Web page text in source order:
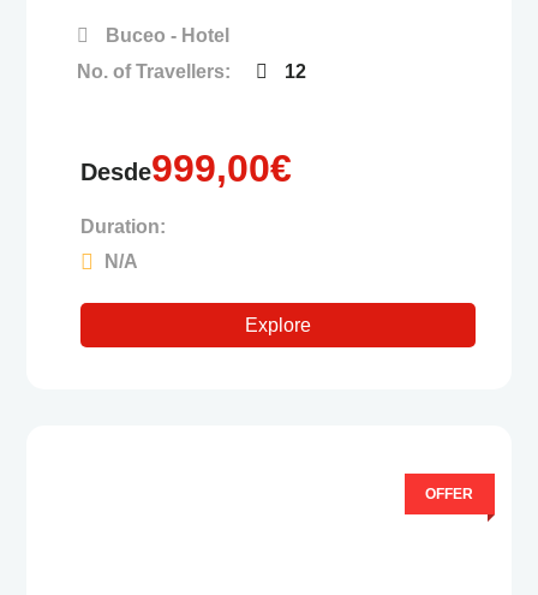
Buceo - Hotel
No. of Travellers:
12
Desde999,00€
Duration:
N/A
Explore
OFFER